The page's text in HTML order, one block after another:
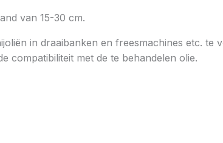
van 15-30 cm.
in draaibanken en freesmachines etc. te
compatibiliteit met de te behandelen olie.